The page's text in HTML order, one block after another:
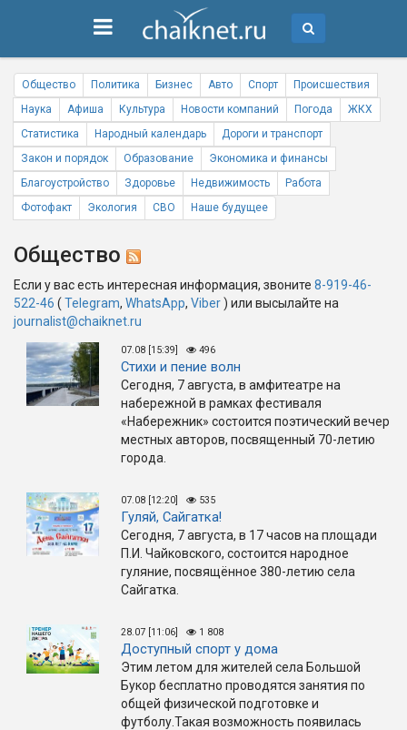
Общество Политика Бизнес Авто Спорт
Происшествия
Наука
Афиша Культура Новости компаний Погода
ЖКХ
Статистика
Народный календарь
Дороги и транспорт
Закон и порядок
Образование
Экономика и финансы
Благоустройство
Здоровье Недвижимость
Работа
Фотофакт
Экология СВО Наше будущее
Общество
Если у вас есть интересная информация, звоните 8-919-46-
522-46 ( Telegram, WhatsApp, Viber) или высылайте на
journalist@chaiknet.ru
07.08 [15:39] 496
Стихи и пение волн
Сегодня, 7 августа, в амфитеатре на
набережной в рамках фестиваля
«Набережник» состоится поэтический вечер
местных авторов, посвященный 70-летию
города.
07.08 [12:20] 535
Гуляй, Сайгатка!
Сегодня, 7 августа, в 17 часов на площади
П.И. Чайковского, состоится народное
гуляние, посвящённое 380-летию села
Сайгатка.
28.07 [11:06] 1 808
Доступный спорт у дома
Этим летом для жителей села Большой
Букор бесплатно проводятся занятия по
общей физической подготовке и
футболу.Такая возможность появилась